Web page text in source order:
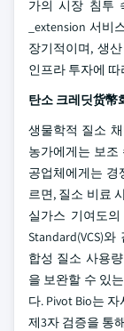
가의 시장 침투
_extension 서
장기적이며, 생
인프라 투자에
탄소 크레딧货幣
생물학적 질소
농가에게는 보조
공업체에게는 경
르면, 질소 비료
실가스 기여도의
Standard(VCS)
합성 질소 사용
을 보완할 수 있
다. Pivot Bio는
제3자 검증을 통